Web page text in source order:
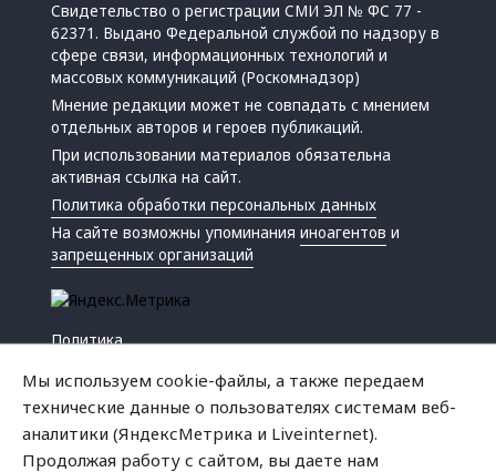
Свидетельство о регистрации СМИ ЭЛ № ФС 77 -
62371. Выдано Федеральной службой по надзору в
сфере связи, информационных технологий и
массовых коммуникаций (Роскомнадзор)
Мнение редакции может не совпадать с мнением
отдельных авторов и героев публикаций.
При использовании материалов обязательна
активная ссылка на сайт.
Политика обработки персональных данных
На сайте возможны упоминанияиноагентов и
запрещенных организаций
Политика
Мы используем cookie-файлы, а также передаем
технические данные о пользователях системам веб-
аналитики (ЯндексМетрика и Liveinternet).
Продолжая работу с сайтом, вы даете нам